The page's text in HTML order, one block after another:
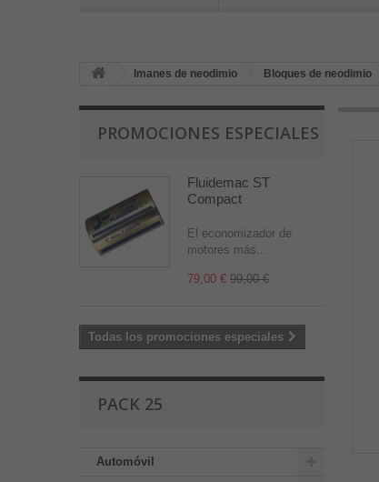
Imanes de neodimio Bloques de neodimio
PROMOCIONES ESPECIALES
Fluidemac ST
Compact
El economizador de
motores más...
79,00 € 99,00 €
Todas los promociones especiales
PACK 25
Automóvil